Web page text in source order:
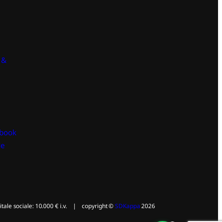
sociale: 10.000 € i.v. | copyright ©SDKappa2026